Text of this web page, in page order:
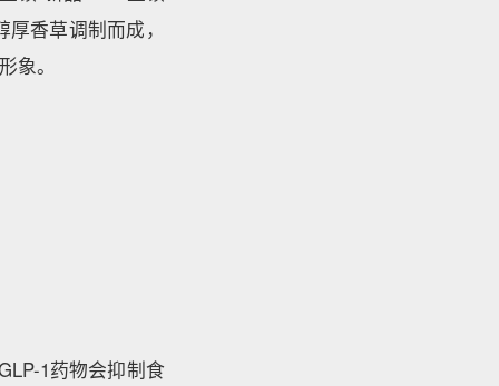
香草调制而成，
象。
1药物会抑制食